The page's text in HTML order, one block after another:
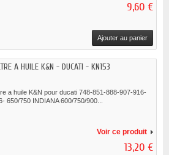
9,60 €
Ajouter au panier
A HUILE K&N - DUCATI - KN153
a huile K&N pour ducati 748-851-888-907-916-
650/750 INDIANA 600/750/900...
Voir ce produit
13,20 €